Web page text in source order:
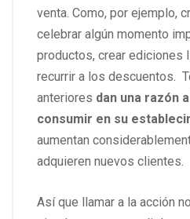
venta. Como, por ejemplo,
celebrar algún momento
productos, crear ediciones
recurrir a los descuentos.
anteriores dan una razón
consumir en su
aumentan
adquieren nuevos clientes.
Así que llamar a la acción